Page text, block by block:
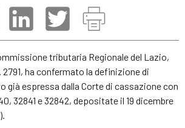
tributaria Regionale del Lazio,
2791, ha confermato la definizione di
espressa dalla Corte di cassazione con
32841 e 32842, depositate il 19 dicembre